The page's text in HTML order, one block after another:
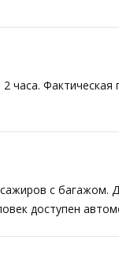
часа. Фактическая
с багажом.
доступен